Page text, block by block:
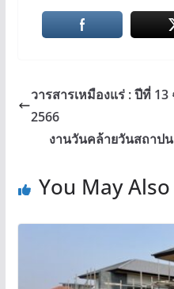
วารสารเหมืองแร่ : ปีที่
2566
งานวันคล้ายวันสถาป
You May